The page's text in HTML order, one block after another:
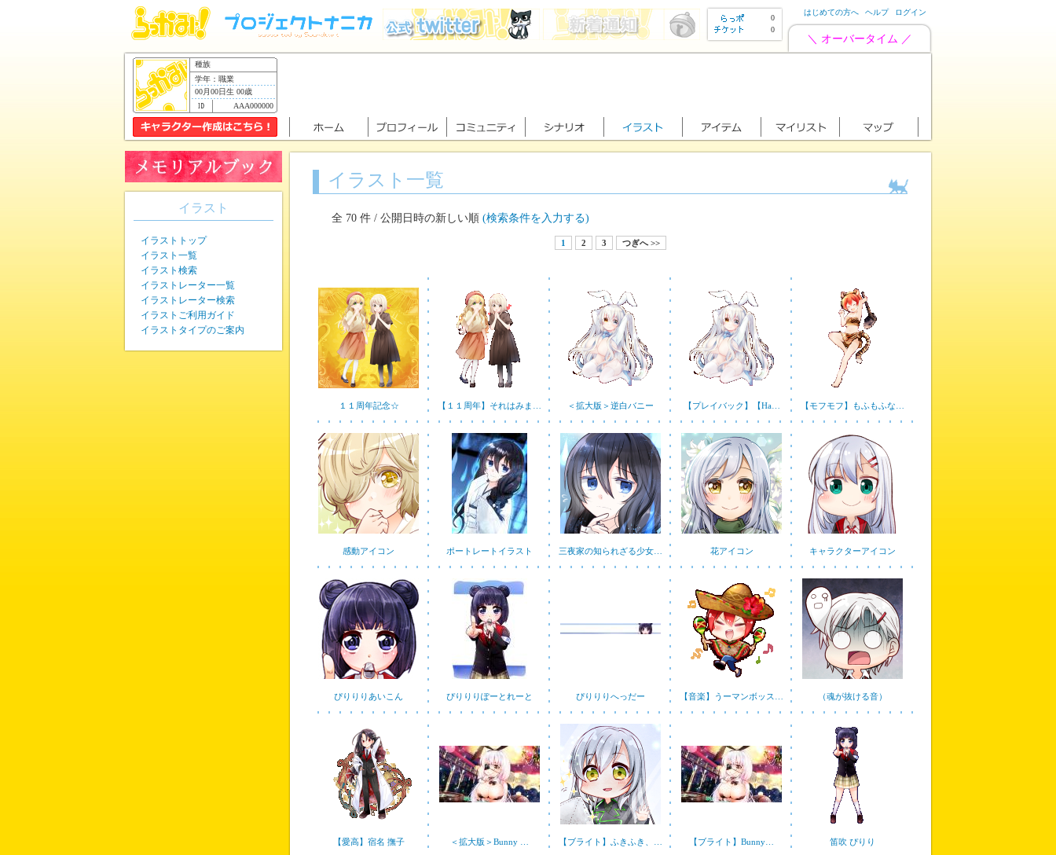
0
0
はじめての方へ ヘルプ ログイン
＼ オーバータイム ／
種族
学年：職業
00月00日生 00歳
AAA000000
イラスト一覧
全 70 件 / 公開日時の新しい順 (検索条件を入力する)
1 2 3 つぎへ >>
１１周年記念☆ 【１１周年】それはみま… ＜拡大版＞逆白バニー 【プレイバック】【Ha… 【モフモフ】もふもふな…
感動アイコン ポートレートイラスト 三夜家の知られざる少女… 花アイコン キャラクターアイコン
ぴりりりあいこん ぴりりりぽーとれーと ぴりりりへっだー 【音楽】うーマンボッス… （魂が抜ける音）
【愛高】宿名 撫子 ＜拡大版＞Bunny … 【ブライト】ふきふき、… 【ブライト】Bunny… 笛吹 ぴりり
イラスト
イラストトップ
イラスト一覧
イラスト検索
イラストレーター一覧
イラストレーター検索
イラストご利用ガイド
イラストタイプのご案内